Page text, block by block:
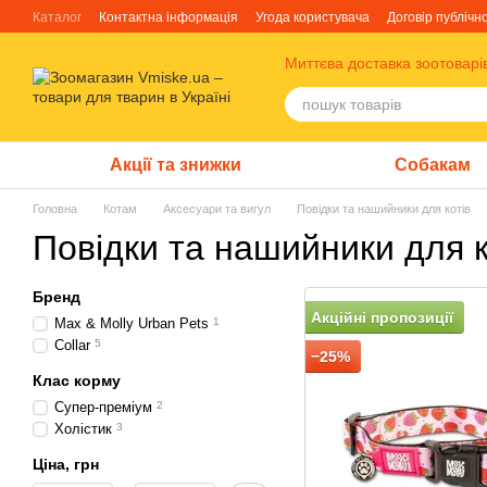
Перейти до основного контенту
Каталог Контактна інформація Угода користувача
Договір
Миттєва доставка
Акції та знижки Собакам
Головна Котам Аксесуари та вигул Повідки та нашийники для котів
Повідки та нашийники для
Акційні пропозиції
−25%
Бренд
Max & Molly Urban Pets 1
Collar 5
Клас корму
Супер-преміум 2
Холістик 3
Ціна, грн